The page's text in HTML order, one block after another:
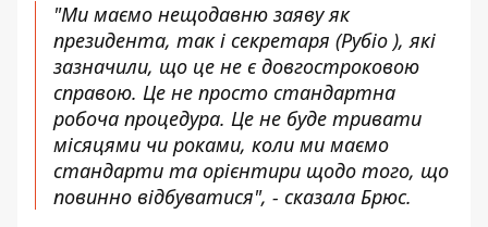
"Ми маємо нещодавню заяву як
президента, так і секретаря (Рубіо ), які
зазначили, що це не є довгостроковою
справою. Це не просто стандартна
робоча процедура. Це не буде тривати
місяцями чи роками, коли ми маємо
стандарти та орієнтири щодо того, що
повинно відбуватися", - сказала Брюс.